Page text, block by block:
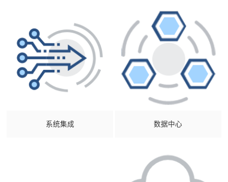
系统集成 数据中心